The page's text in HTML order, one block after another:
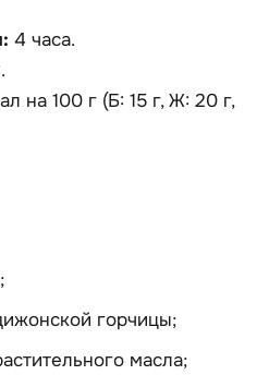
4 часа.
на 100 г (Б: 15 г, Ж: 20 г,
горчицы;
масла;